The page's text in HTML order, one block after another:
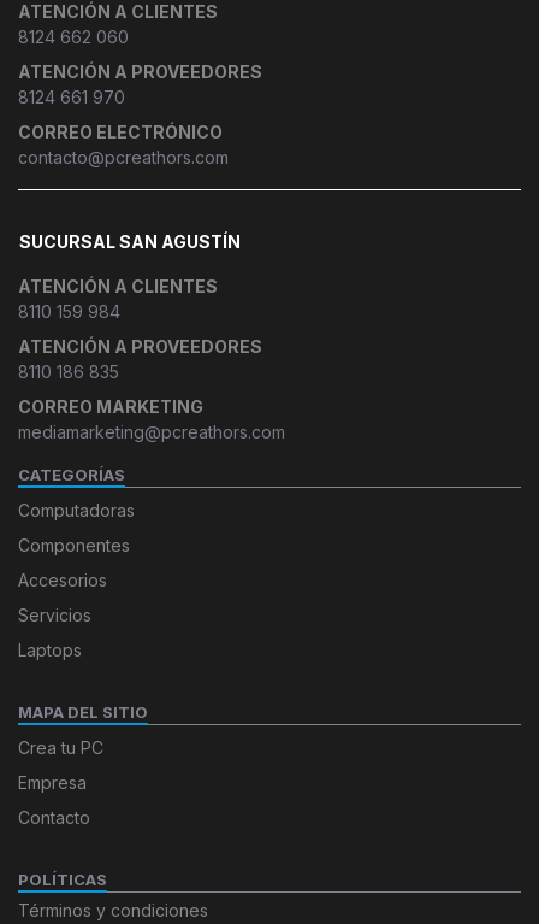
ATENCIÓN A CLIENTES
8124 662 060
ATENCIÓN A PROVEEDORES
8124 661 970
CORREO ELECTRÓNICO
contacto@pcreathors.com
SUCURSAL SAN AGUSTÍN
ATENCIÓN A CLIENTES
8110 159 984
ATENCIÓN A PROVEEDORES
8110 186 835
CORREO MARKETING
mediamarketing@pcreathors.com
CATEGORÍAS
Computadoras
Componentes
Accesorios
Servicios
Laptops
MAPA DEL SITIO
Crea tu PC
Empresa
Contacto
POLÍTICAS
Términos y condiciones